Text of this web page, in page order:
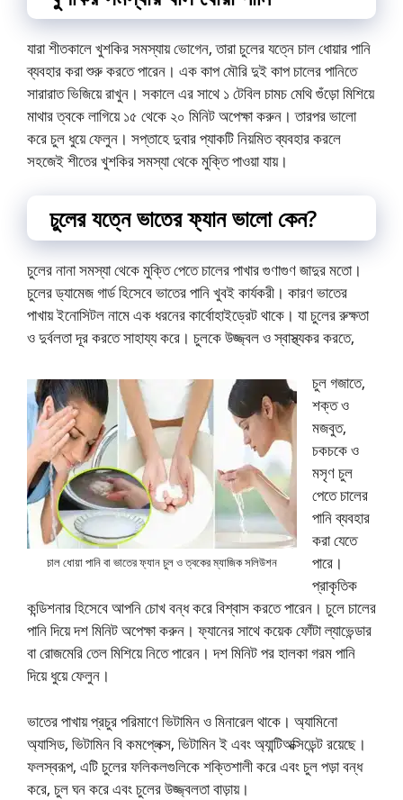
যারা শীতকালে খুশকির সমস্যায় ভোগেন, তারা চুলের যত্নে চাল ধোয়ার পানি
ব্যবহার করা শুরু করতে পারেন। এক কাপ মৌরি দুই কাপ চালের পানিতে
সারারাত ভিজিয়ে রাখুন। সকালে এর সাথে ১ টেবিল চামচ মেথি গুঁড়ো মিশিয়ে
মাথার ত্বকে লাগিয়ে ১৫ থেকে ২০ মিনিট অপেক্ষা করুন। তারপর ভালো
করে চুল ধুয়ে ফেলুন। সপ্তাহে দুবার প্যাকটি নিয়মিত ব্যবহার করলে
সহজেই শীতের খুশকির সমস্যা থেকে মুক্তি পাওয়া যায়।
চুলের যত্নে ভাতের ফ্যান ভালো কেন?
চুলের নানা সমস্যা থেকে মুক্তি পেতে চালের পাখার গুণাগুণ জাদুর মতো।
চুলের ড্যামেজ গার্ড হিসেবে ভাতের পানি খুবই কার্যকরী। কারণ ভাতের
পাখায় ইনোসিটল নামে এক ধরনের কার্বোহাইড্রেট থাকে। যা চুলের রুক্ষতা
ও দুর্বলতা দূর করতে সাহায্য করে। চুলকে উজ্জ্বল ও স্বাস্থ্যকর করতে,
চাল ধোয়া পানি বা ভাতের ফ্যান চুল ও ত্বকের ম্যাজিক সলিউশন
চুল গজাতে,
শক্ত ও
মজবুত,
চকচকে ও
মসৃণ চুল
পেতে চালের
পানি ব্যবহার
করা যেতে
পারে।
প্রাকৃতিক
কন্ডিশনার হিসেবে আপনি চোখ বন্ধ করে বিশ্বাস করতে পারেন। চুলে চালের
পানি দিয়ে দশ মিনিট অপেক্ষা করুন। ফ্যানের সাথে কয়েক ফোঁটা ল্যাভেন্ডার
বা রোজমেরি তেল মিশিয়ে নিতে পারেন। দশ মিনিট পর হালকা গরম পানি
দিয়ে ধুয়ে ফেলুন।
ভাতের পাখায় প্রচুর পরিমাণে ভিটামিন ও মিনারেল থাকে। অ্যামিনো
অ্যাসিড, ভিটামিন বি কমপ্লেক্স, ভিটামিন ই এবং অ্যান্টিঅক্সিডেন্ট রয়েছে।
ফলস্বরূপ, এটি চুলের ফলিকলগুলিকে শক্তিশালী করে এবং চুল পড়া বন্ধ
করে, চুল ঘন করে এবং চুলের উজ্জ্বলতা বাড়ায়।